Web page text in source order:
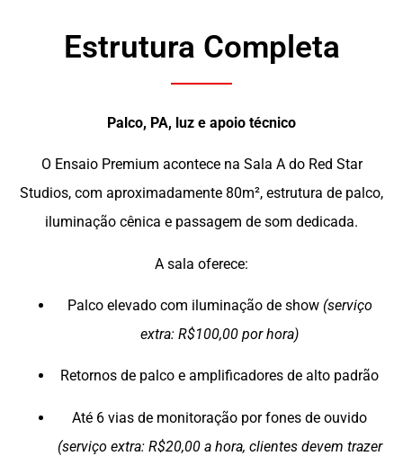
Estrutura Completa
Palco, PA, luz e apoio técnico
O Ensaio Premium acontece na Sala A do Red Star
Studios, com aproximadamente 80m², estrutura de palco,
iluminação cênica e passagem de som dedicada.
A sala oferece:
Palco elevado com iluminação de show (serviço
extra: R$100,00 por hora)
Retornos de palco e amplificadores de alto padrão
Até 6 vias de monitoração por fones de ouvido
(serviço extra: R$20,00 a hora, clientes devem trazer